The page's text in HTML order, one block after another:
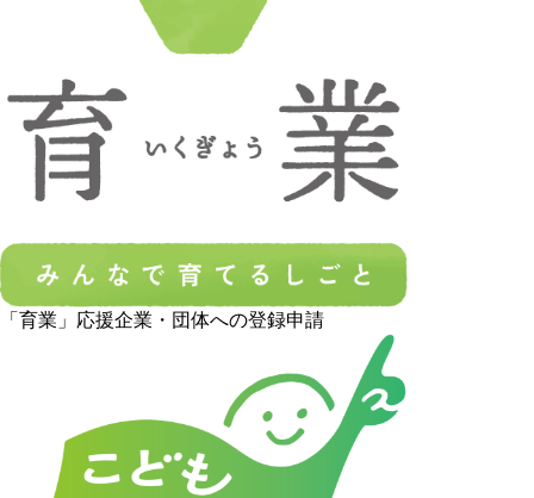
「育業」応援企業・団体への登録申請